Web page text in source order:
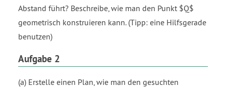
Abstand führt? Beschreibe, wie man den Punkt $Q$
geometrisch konstruieren kann. (Tipp: eine Hilfsgerade
benutzen)
Aufgabe 2
(a) Erstelle einen Plan, wie man den gesuchten